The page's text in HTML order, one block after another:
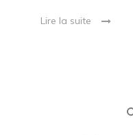
Lire la suite